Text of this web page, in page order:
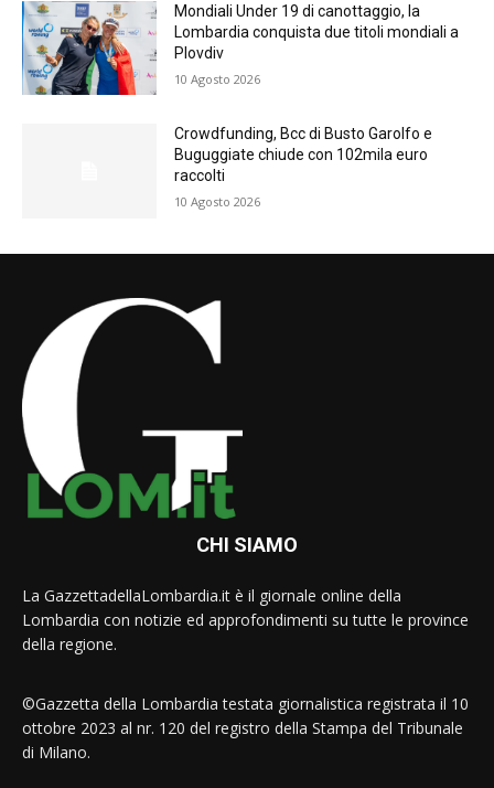
Mondiali Under 19 di canottaggio, la
Lombardia conquista due titoli mondiali a
Plovdiv
10 Agosto 2026
Crowdfunding, Bcc di Busto Garolfo e
Buguggiate chiude con 102mila euro
raccolti
10 Agosto 2026
CHI SIAMO
La GazzettadellaLombardia.it è il giornale online della
Lombardia con notizie ed approfondimenti su tutte le province
della regione.
©Gazzetta della Lombardia testata giornalistica registrata il 10
ottobre 2023 al nr. 120 del registro della Stampa del Tribunale
di Milano.